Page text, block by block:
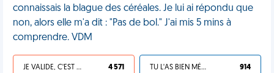
connaissais la blague des céréales. Je lui ai répondu que
non, alors elle m'a dit : "Pas de bol." J'ai mis 5 mins à
comprendre. VDM
JE VALIDE, C'EST UNE VDM 4 571 TU L'AS BIEN MÉRITÉ 914